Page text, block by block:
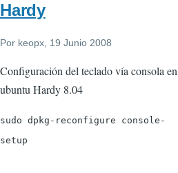
Hardy
Por keopx, 19 Junio 2008
Configuración del teclado vía consola en
ubuntu Hardy 8.04
sudo dpkg-reconfigure console-
setup